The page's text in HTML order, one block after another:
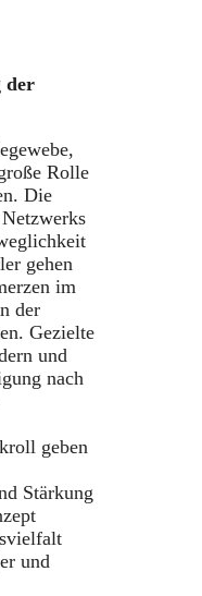
der
Rolle
Die
gehen
im
der
Gezielte
und
nach
geben
Stärkung
und